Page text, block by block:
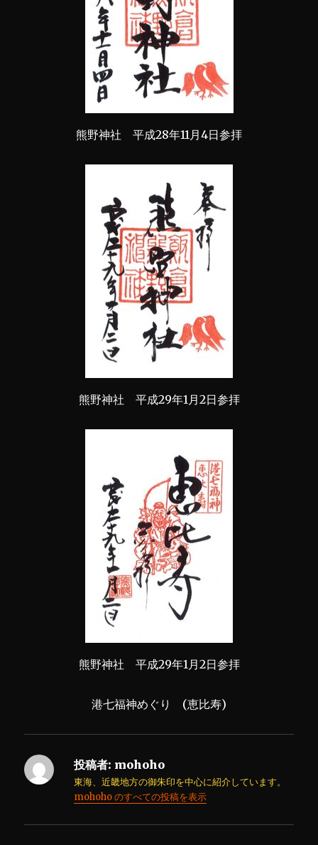
熊野神社 平成28年11月4日参拝
熊野神社 平成29年1月2日参拝
熊野神社 平成29年1月2日参拝
港七福神めぐり (恵比寿)
投稿者: mohoho
東海、近畿地方の御朱印を中心に紹介しています。
mohoho のすべての投稿を表示